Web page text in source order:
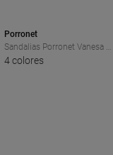
Porronet
Sandalias Porronet Vanesa De
Mujer En Piel Arena Con Pala
4 colores